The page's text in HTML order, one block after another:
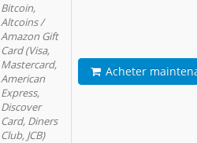
Bitcoin,
Altcoins /
Amazon Gift
Card (Visa,
Mastercard,
American
Express,
Discover
Card, Diners
Club, JCB)
Acheter